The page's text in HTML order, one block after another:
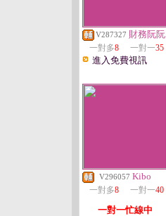
V287327 財務阮阮
一對多8 一對一35
進入免費視訊
V296057 Kibo
一對多8 一對一40
一對一忙線中